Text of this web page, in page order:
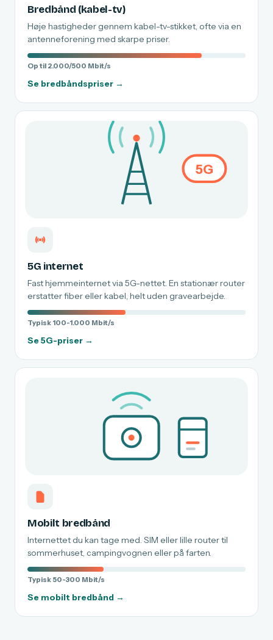
Bredbånd (kabel-tv)
Høje hastigheder gennem kabel-tv-stikket, ofte via en
antenneforening med skarpe priser.
Op til 2.000/500 Mbit/s
Se bredbåndspriser →
5G
5G internet
Fast hjemmeinternet via 5G-nettet. En stationær router
erstatter fiber eller kabel, helt uden gravearbejde.
Typisk 100-1.000 Mbit/s
Se 5G-priser →
Mobilt bredbånd
Internettet du kan tage med. SIM eller lille router til
sommerhuset, campingvognen eller på farten.
Typisk 50-300 Mbit/s
Se mobilt bredbånd →